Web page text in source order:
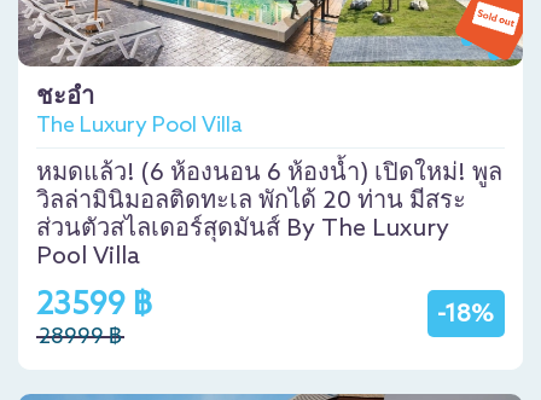
ชะอำ
The Luxury Pool Villa
หมดแล้ว! (6 ห้องนอน 6 ห้องน้ำ) เปิดใหม่! พูล
วิลล่ามินิมอลติดทะเล พักได้ 20 ท่าน มีสระ
ส่วนตัวสไลเดอร์สุดมันส์ By The Luxury
Pool Villa
-18%
23599 ฿
28999 ฿